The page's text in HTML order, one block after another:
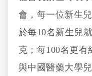
會，每一位新生
於每10名新生兒
克；每100名更有
與中國醫藥大學